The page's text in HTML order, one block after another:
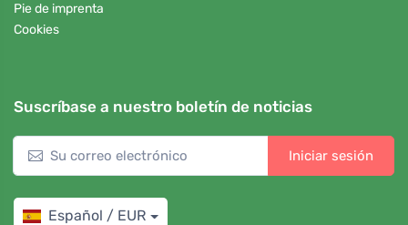
Pie de imprenta
Cookies
Suscríbase a nuestro boletín de noticias
Iniciar sesión
Español / EUR